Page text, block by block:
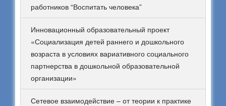
работников “Воспитать человека”
Инновационный образовательный проект
«Социализация детей раннего и дошкольного
возраста в условиях вариативного социального
партнерства в дошкольной образовательной
организации»
Сетевое взаимодействие – от теории к практике